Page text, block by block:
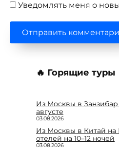
Уведомлять меня о
🔥 Горящие туры
Из Москвы в Занзибар
августе
03.08.2026
Из Москвы в Китай на
отелей на 10–12 ночей
03.08.2026